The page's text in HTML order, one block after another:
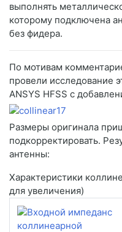
выполнять
которому подключена
без фидера.
По мотивам
провели исследование
ANSYS HFSS с
Размеры оригинала
подкорректировать.
антенны:
Характеристики
для увеличения)